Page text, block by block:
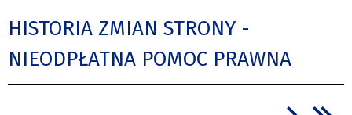
HISTORIA ZMIAN STRONY -
NIEODPŁATNA POMOC PRAWNA